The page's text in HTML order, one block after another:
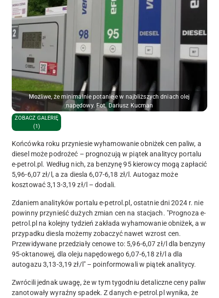
Możliwe, że minimalnie potanieje w najbliższych dniach olej
napędowy. Fot. Dariusz Kucman
ZOBACZ GALERIĘ
(1)
Końcówka roku przyniesie wyhamowanie obniżek cen paliw, a
diesel może podrożeć – prognozują w piątek analitycy portalu
e-petrol.pl. Według nich, za benzynę 95 kierowcy mogą zapłacić
5,96-6,07 zł/l, a za diesla 6,07-6,18 zł/l. Autogaz może
kosztować 3,13-3,19 zł/l – dodali.
Zdaniem analityków portalu e-petrol.pl, ostatnie dni 2024 r. nie
powinny przynieść dużych zmian cen na stacjach. "Prognoza e-
petrol.pl na kolejny tydzień zakłada wyhamowanie obniżek, a w
przypadku diesla możemy zobaczyć nawet wzrost cen.
Przewidywane przedziały cenowe to: 5,96-6,07 zł/l dla benzyny
95-oktanowej, dla oleju napędowego 6,07-6,18 zł/l a dla
autogazu 3,13-3,19 zł/l " – poinformowali w piątek analitycy.
Zwrócili jednak uwagę, że w tym tygodniu detaliczne ceny paliw
zanotowały wyraźny spadek. Z danych e-petrol.pl wynika, że